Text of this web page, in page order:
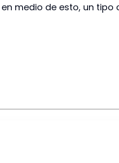
medio de esto, un tipo